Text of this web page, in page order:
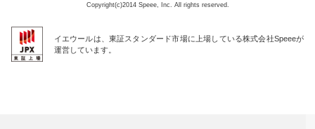
Copyright(c)2014 Speee, Inc. All rights reserved.
イエウールは、東証スタンダード市場に上場している株式会社Speeeが
運営しています。